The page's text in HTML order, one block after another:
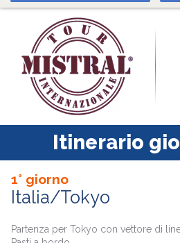
Itinerario
1° giorno
Italia/Tokyo
Partenza per Tokyo con vettore di